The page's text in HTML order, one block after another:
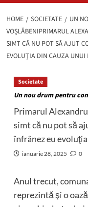
HOME SOCIETATE
UN
VOŞLĂBENIPRIMARUL
SIMT CĂ NU POT SĂ AJUT
EVOLUŢIA DIN CAUZA UNUI
Societate
Un nou drum pentru
Primarul
simt că nu pot să
înfrânez eu
ianuarie 28, 2025 0
Anul trecut,
reprezintă şi o